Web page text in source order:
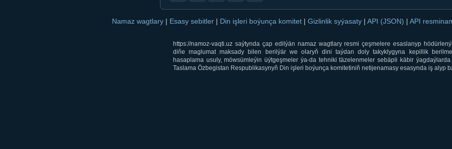
Namaz wagtlary | Esasy sebitler | Din işleri boýunça komitet | Gizlinlik syýasaty | API (JSON) | API
https://namoz-vaqti.uz saýtynda çap edilýän namaz wagtlary resmi çeşmelere esaslanyp
diňe maglumat maksady bilen berilýär we olaryň dini taýdan doly takyklygyna kepillik
hasaplama usuly, möwsümleýin üýtgeşmeler ýa-da tehniki täzelenmeler sebäpli käbir
Taslama Özbegistan Respublikasynyň Din işleri boýunça komitetiniň netijenamasy esasynda iş alyp